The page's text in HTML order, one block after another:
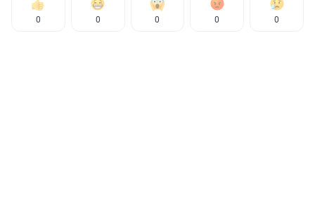
0 0 0 0 0